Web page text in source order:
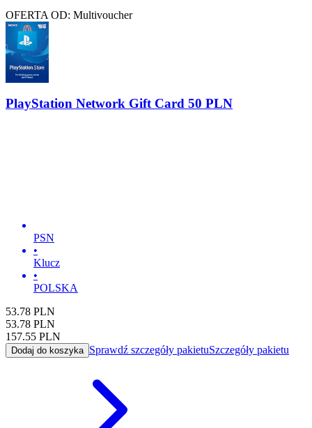
OFERTA OD: Multivoucher
PlayStation Network Gift Card 50 PLN
PSN
•
Klucz
•
POLSKA
53.78 PLN
53.78 PLN
157.55 PLN
Dodaj do koszyka Sprawdź szczegóły pakietuSzczegóły pakietu